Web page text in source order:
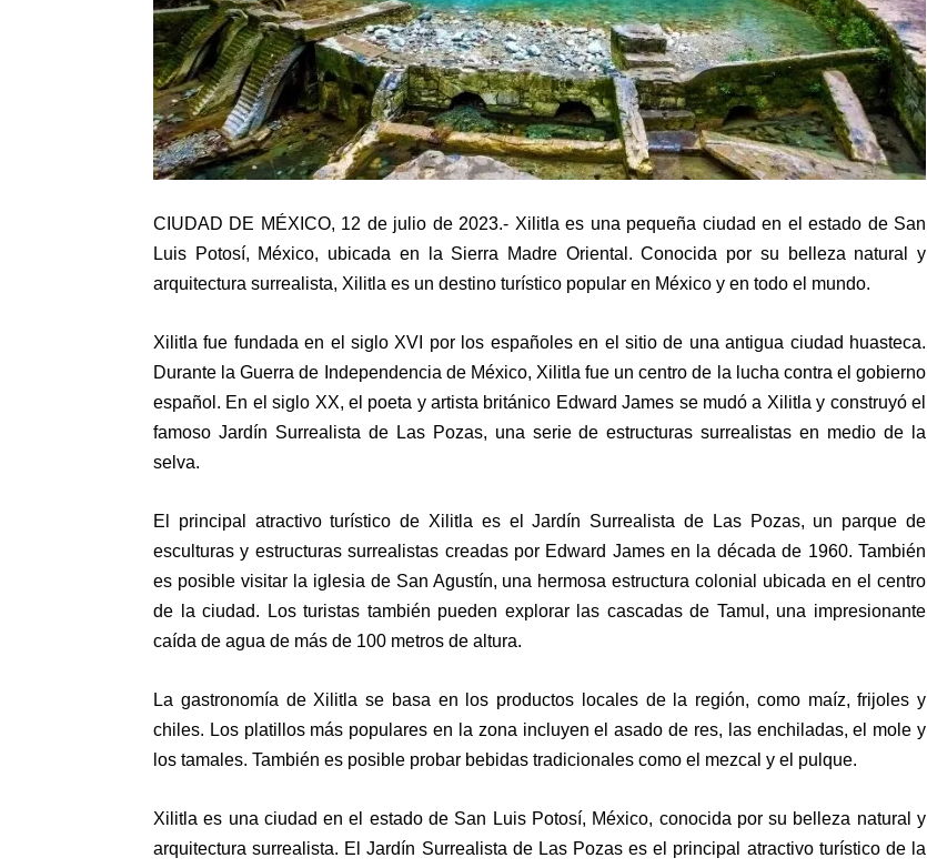
CIUDAD DE MÉXICO, 12 de julio de 2023.- Xilitla es una pequeña ciudad en el estado de San
Luis Potosí, México, ubicada en la Sierra Madre Oriental. Conocida por su belleza natural y
arquitectura surrealista, Xilitla es un destino turístico popular en México y en todo el mundo.
Xilitla fue fundada en el siglo XVI por los españoles en el sitio de una antigua ciudad huasteca.
Durante la Guerra de Independencia de México, Xilitla fue un centro de la lucha contra el gobierno
español. En el siglo XX, el poeta y artista británico Edward James se mudó a Xilitla y construyó el
famoso Jardín Surrealista de Las Pozas, una serie de estructuras surrealistas en medio de la
selva.
El principal atractivo turístico de Xilitla es el Jardín Surrealista de Las Pozas, un parque de
esculturas y estructuras surrealistas creadas por Edward James en la década de 1960. También
es posible visitar la iglesia de San Agustín, una hermosa estructura colonial ubicada en el centro
de la ciudad. Los turistas también pueden explorar las cascadas de Tamul, una impresionante
caída de agua de más de 100 metros de altura.
La gastronomía de Xilitla se basa en los productos locales de la región, como maíz, frijoles y
chiles. Los platillos más populares en la zona incluyen el asado de res, las enchiladas, el mole y
los tamales. También es posible probar bebidas tradicionales como el mezcal y el pulque.
Xilitla es una ciudad en el estado de San Luis Potosí, México, conocida por su belleza natural y
arquitectura surrealista. El Jardín Surrealista de Las Pozas es el principal atractivo turístico de la